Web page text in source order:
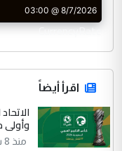
CurrencyRate
اقرأ أيضاً
وأولى
منذ 8 ساعة